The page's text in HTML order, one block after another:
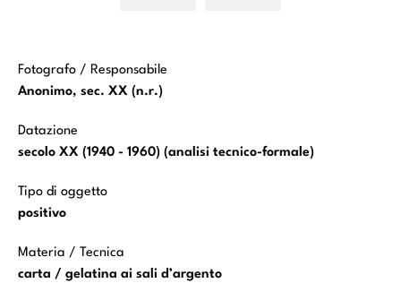
Fotografo / Responsabile
Anonimo, sec. XX (n.r.)
Datazione
secolo XX (1940 - 1960) (analisi tecnico-formale)
Tipo di oggetto
positivo
Materia / Tecnica
carta / gelatina ai sali d’argento